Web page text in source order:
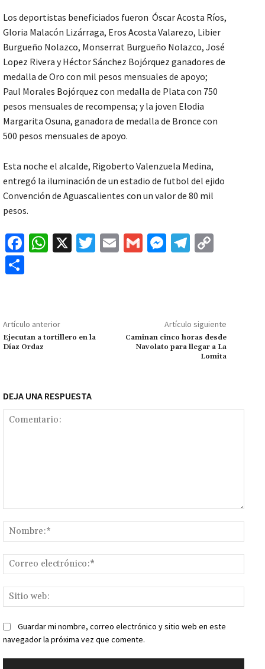
Los deportistas beneficiados fueron Óscar Acosta Ríos,
Gloria Malacón Lizárraga, Eros Acosta Valarezo, Libier
Burgueño Nolazco, Monserrat Burgueño Nolazco, José
Lopez Rivera y Héctor Sánchez Bojórquez ganadores de
medalla de Oro con mil pesos mensuales de apoyo;
Paul Morales Bojórquez con medalla de Plata con 750
pesos mensuales de recompensa; y la joven Elodia
Margarita Osuna, ganadora de medalla de Bronce con
500 pesos mensuales de apoyo.
Esta noche el alcalde, Rigoberto Valenzuela Medina,
entregó la iluminación de un estadio de futbol del ejido
Convención de Aguascalientes con un valor de 80 mil
pesos.
Fa
o
k
W
p
p
X
T
E
G
M
ge
r
Te
m Li
n
k
p
ar
Artículo anterior
Ejecutan a tortillero en la
Díaz Ordaz
Artículo siguiente
Caminan cinco horas desde
Navolato para llegar a La
Lomita
DEJA UNA RESPUESTA
web:
Guardar mi nombre, correo electrónico y sitio web en este
navegador la próxima vez que comente.